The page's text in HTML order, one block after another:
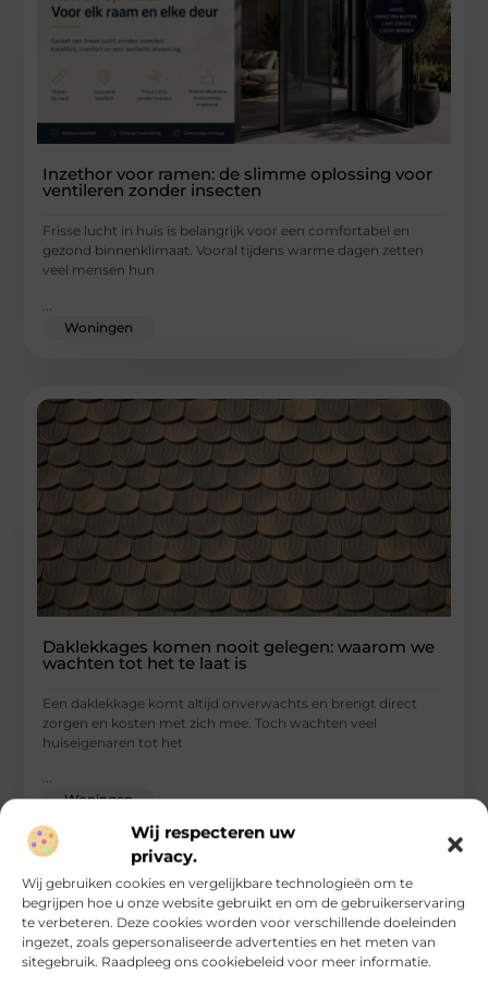
Wij respecteren uw
privacy.
Wij gebruiken cookies en vergelijkbare technologieën om te
begrijpen hoe u onze website gebruikt en om de gebruikerservaring
te verbeteren. Deze cookies worden voor verschillende doeleinden
ingezet, zoals gepersonaliseerde advertenties en het meten van
sitegebruik. Raadpleeg ons cookiebeleid voor meer informatie.
Inzethor voor ramen: de slimme oplossing voor
ventileren zonder insecten
Frisse lucht in huis is belangrijk voor een comfortabel en
gezond binnenklimaat. Vooral tijdens warme dagen zetten
veel mensen hun
Woningen
Daklekkages komen nooit gelegen: waarom we
wachten tot het te laat is
Een daklekkage komt altijd onverwachts en brengt direct
zorgen en kosten met zich mee. Toch wachten veel
huiseigenaren tot het
Woningen